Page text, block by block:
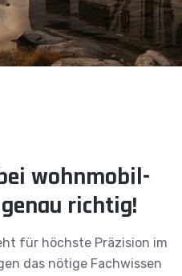
wohnmobil-
richtig!
für höchste Präzision im
das nötige Fachwissen